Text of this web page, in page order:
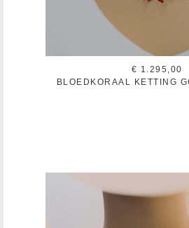
€ 1.295,00
BLOEDKORAAL KETTING